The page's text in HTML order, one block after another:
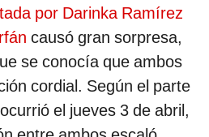
por Darinka Ramírez
causó gran sorpresa,
se conocía que ambos
cordial. Según el parte
el jueves 3 de abril,